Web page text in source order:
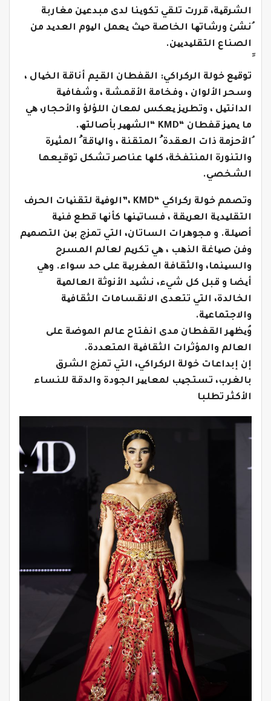
الشرقیة، قررت تلقي تكوینا لدى مبدعین مغاربة
ُنشئ ورشاتھا الخاصة حیث یعمل الیوم العدید من
الصناع التقلیدیین.
توقیع خولة الركراكي: القفطان القيم أناقة الخیال ،
وسحر الألوان ، وفخامة الأقمشة ، وشفافیة
الدانتیل ، وتطریز یعكس لمعان اللؤلؤ والأحجار، ھي
ما یمیز قفطان “KMD “الشھیر بأصالتھ.
ُالأحزمة ذات العقدة ُ المتقنة ، والیاقة ُ المثیرة
والتنورة المنتفخة، كلھا عناصر تشكل توقيعها
الشخصي.
وتصمم خولة ركراكي “KMD ،”الوفیة لتقنیات الحرف
التقلیدیة العریقة ، فساتینھا كأنھا قطع فنیة
أصیلة. و مجوھرات الساتان، التي تمزج بین التصمیم
وفن صیاغة الذھب ، ھي تكریم لعالم المسرح
والسینما، والثقافة المغربیة على حد سواء. وھي
أیضا و قبل كل شيء، نشید الأنوثة العالمیة
الخالدة، التي تتعدى الانقسامات الثقافیة
والاجتماعیة.
وُیظھر القفطان مدى انفتاح عالم الموضة على
العالم والمؤثرات الثقافیة المتعددة.
إن إبداعات خولة الركراكي، التي تمزج الشرق
بالغرب، تستجیب لمعاییر الجودة والدقة للنساء
الأكثر تطلبا